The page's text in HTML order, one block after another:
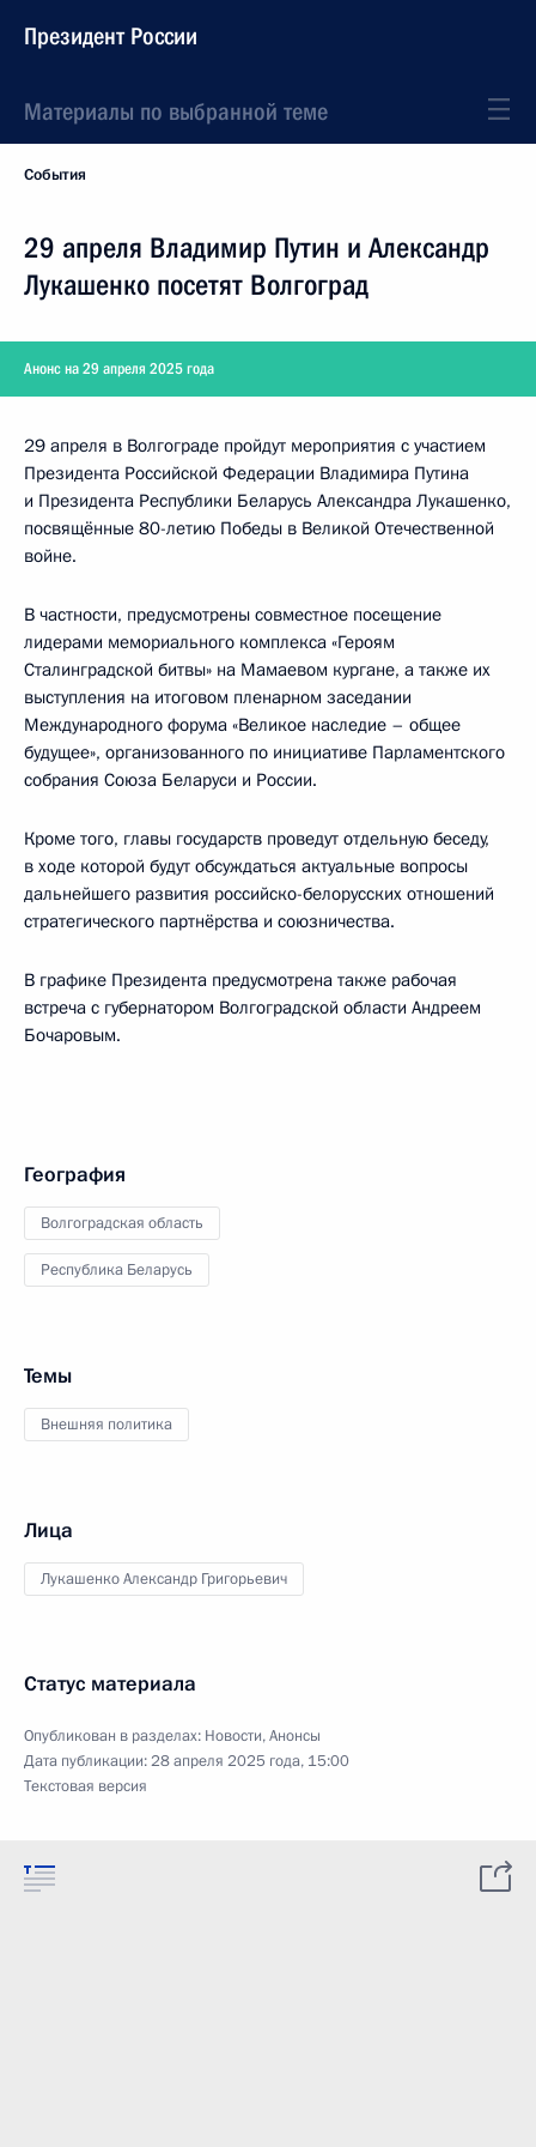
Президент России
Материалы по выбранной теме
События
29 апреля Владимир Путин и Александр
Лукашенко посетят Волгоград
Анонс на 29 апреля 2025 года
29 апреля в Волгограде пройдут мероприятия с участием
Президента Российской Федерации Владимира Путина
и Президента Республики Беларусь Александра Лукашенко,
посвящённые 80-летию Победы в Великой Отечественной
войне.
В частности, предусмотрены совместное посещение
лидерами мемориального комплекса «Героям
Сталинградской битвы» на Мамаевом кургане, а также их
выступления на итоговом пленарном заседании
Международного форума «Великое наследие – общее
будущее», организованного по инициативе Парламентского
собрания Союза Беларуси и России.
Кроме того, главы государств проведут отдельную беседу,
в ходе которой будут обсуждаться актуальные вопросы
дальнейшего развития российско-белорусских отношений
стратегического партнёрства и союзничества.
В графике Президента предусмотрена также рабочая
встреча с губернатором Волгоградской области Андреем
Бочаровым.
География
Волгоградская область
Республика Беларусь
Темы
Внешняя политика
Лица
Лукашенко Александр Григорьевич
Статус материала
Опубликован в разделах: Новости,Анонсы
Дата публикации:28 апреля 2025 года, 15:00
Текстовая версия